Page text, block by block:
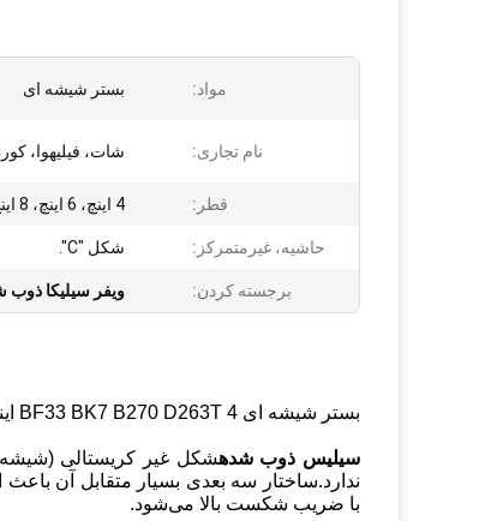
مواد: بستر شیشه ای
نام تجاری: شات، فیلیهوا،
قطر: 4 اینچ، 6 اینچ، 8 اینچ، 12 اینچ
حاشیه، غیرمتمرکز: شکل "C".
برجسته کردن: ویفر سیلیکا ذوب شده 4
بستر شیشه ای BF33 BK7 B270 D263T 4 اینچ تا 12 اینچ با گزارش های بازرسی
سیلیس ذوب شدهشکل غیر کریستالی (شیشه
ندارد.ساختار سه بعدی بسیار متقابل آن باعث
با ضریب شکست بالا می‌شود.